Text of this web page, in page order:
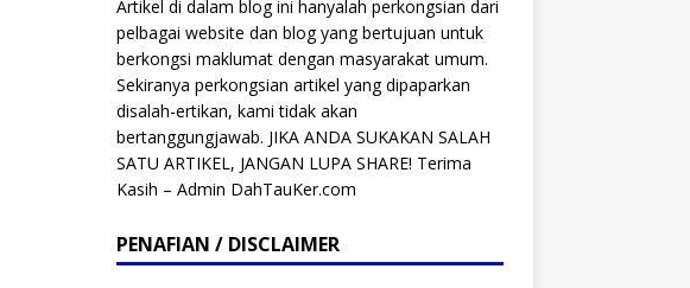
Artikel di dalam blog ini hanyalah perkongsian dari
pelbagai website dan blog yang bertujuan untuk
berkongsi maklumat dengan masyarakat umum.
Sekiranya perkongsian artikel yang dipaparkan
disalah-ertikan, kami tidak akan
bertanggungjawab. JIKA ANDA SUKAKAN SALAH
SATU ARTIKEL, JANGAN LUPA SHARE! Terima
Kasih – Admin DahTauKer.com
PENAFIAN / DISCLAIMER